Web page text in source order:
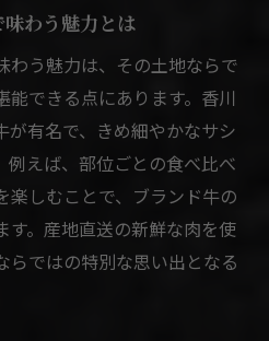
牛の焼肉を徹底解説
む焼肉体験のすすめ
けるブランド牛のポイント
のブランド牛比較術
適な焼肉選びの秘訣
む香川県の選択肢
焼肉のポイント紹介
わう魅力とは
わう魅力は、その土地ならで
能できる点にあります。香川
が有名で、きめ細やかなサシ
例えば、部位ごとの食べ比べ
楽しむことで、ブランド牛の
す。産地直送の新鮮な肉を使
らではの特別な思い出となる